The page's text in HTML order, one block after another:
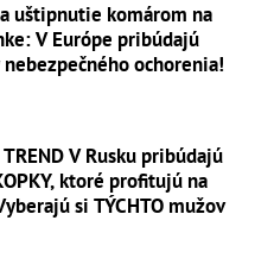
uštipnutie komárom na
V Európe pribúdajú
ochorenia!
TREND V Rusku pribúdajú
ktoré profitujú na
si TÝCHTO mužov